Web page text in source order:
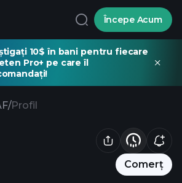
Începe Acum
10$ în bani pentru fiecare
Pro+ pe care îl
/Profil
Comerț